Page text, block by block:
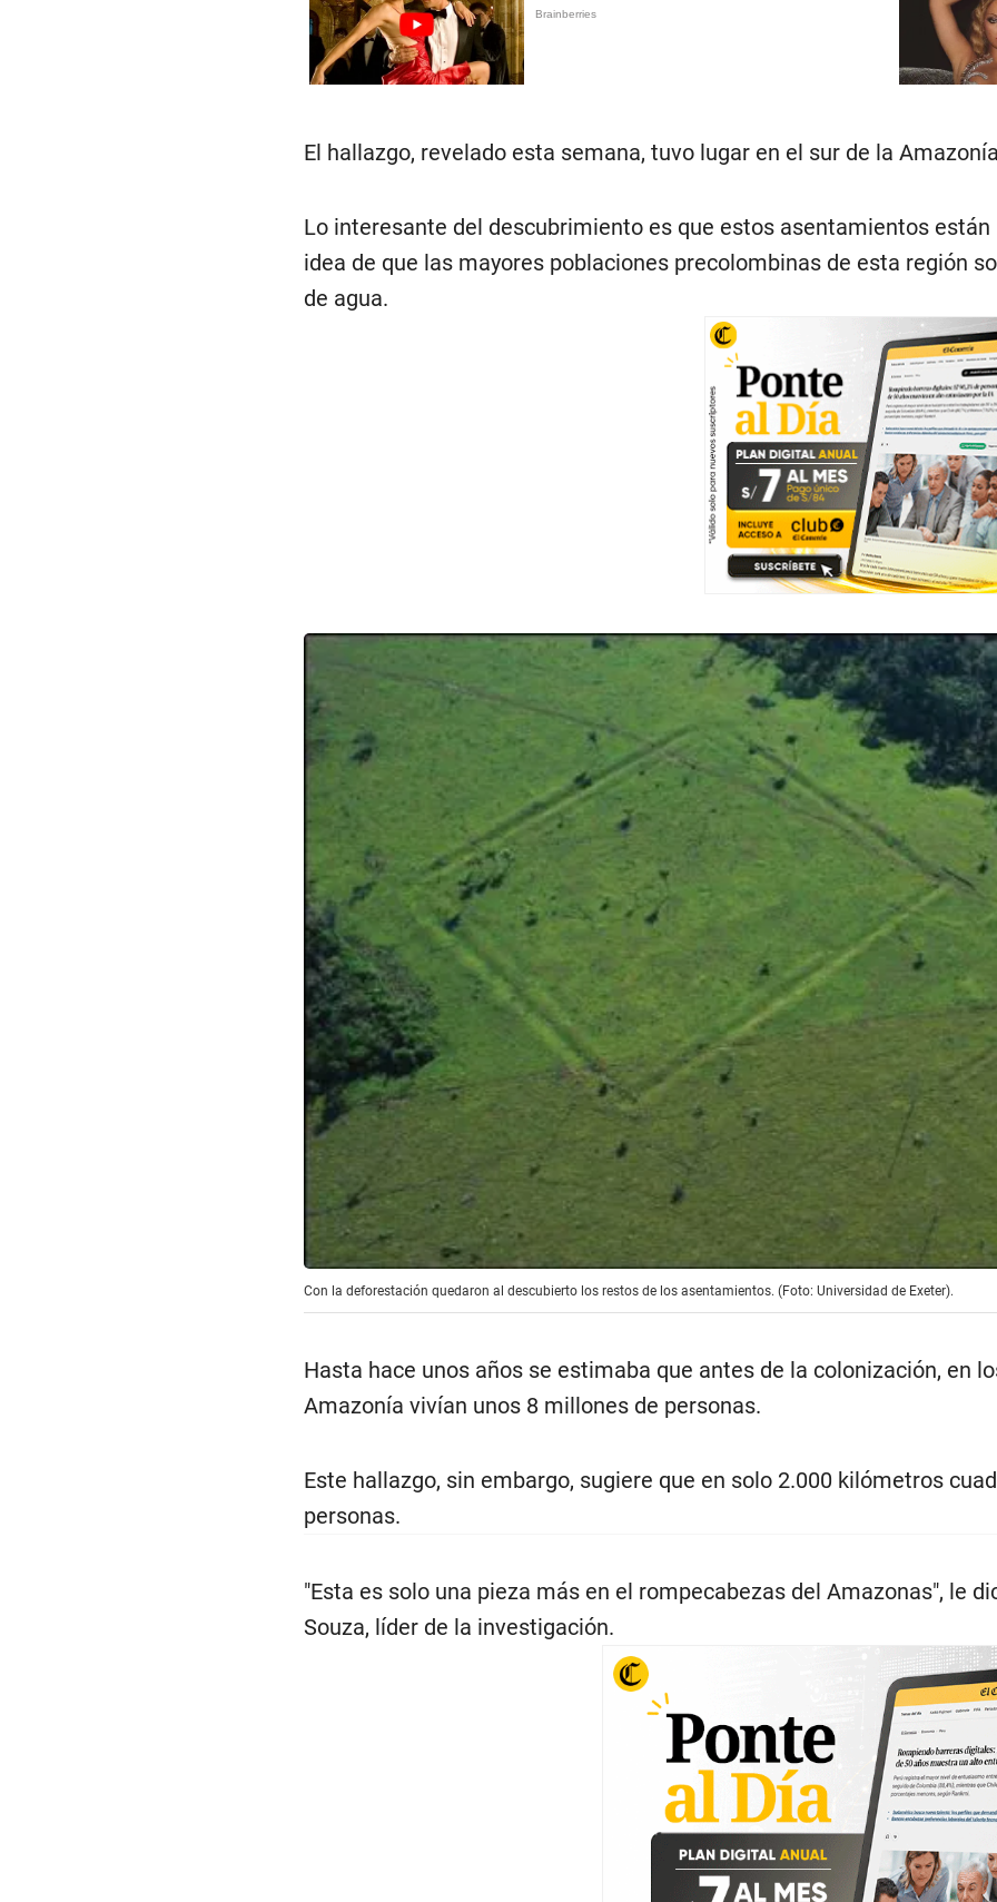
El hallazgo, revelado esta semana, tuvo lugar en el sur de la
Lo interesante del descubrimiento es que estos asentamientos
idea de que las mayores poblaciones precolombinas de esta región
de agua.
Con la deforestación quedaron al descubierto los restos de los asentamientos. (Foto: Universidad de Exeter).
Hasta hace unos años se estimaba que antes de la colonización, en
Amazonía vivían unos 8 millones de personas.
Este hallazgo, sin embargo, sugiere que en solo 2.000 kilómetros
personas.
"Esta es solo una pieza más en el rompecabezas del Amazonas", le
Souza, líder de la investigación.